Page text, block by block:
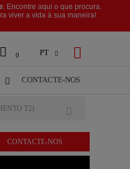
PT  
CONTACTE-NOS
 0

: Encontre aqui o que procura.
viver a vida à sua maneira!
CONTACTE-NOS